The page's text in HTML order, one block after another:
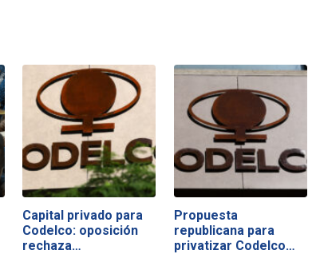
Capital privado para
Codelco: oposición
rechaza…
Propuesta
republicana para
privatizar Codelco